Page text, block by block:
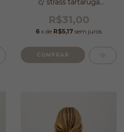
c/ strass tartaruga
R$31,00
6 x de R$5,17 sem juros